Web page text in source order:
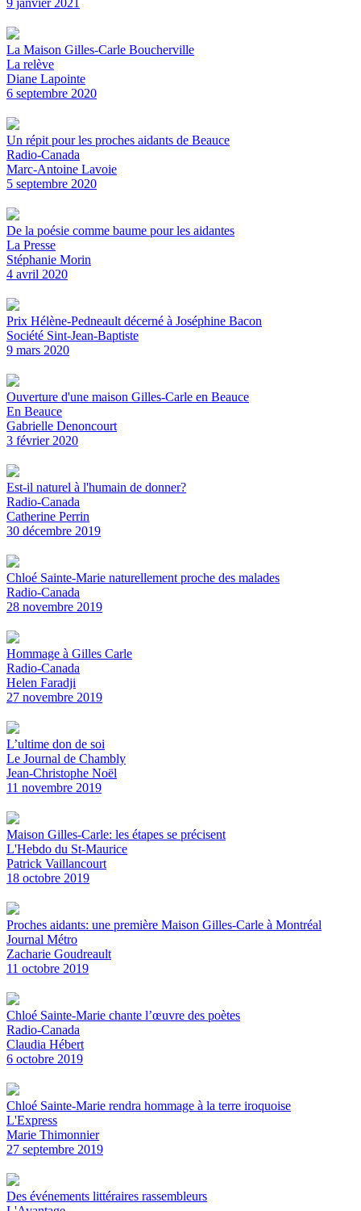
9 janvier 2021
La Maison Gilles-Carle Boucherville
La relève
Diane Lapointe
6 septembre 2020
Un répit pour les proches aidants de Beauce
Radio-Canada
Marc-Antoine Lavoie
5 septembre 2020
De la poésie comme baume pour les aidantes
La Presse
Stéphanie Morin
4 avril 2020
Prix Hélène-Pedneault décerné à Joséphine Bacon
Société Sint-Jean-Baptiste
9 mars 2020
Ouverture d'une maison Gilles-Carle en Beauce
En Beauce
Gabrielle Denoncourt
3 février 2020
Est-il naturel à l'humain de donner?
Radio-Canada
Catherine Perrin
30 décembre 2019
Chloé Sainte-Marie naturellement proche des malades
Radio-Canada
28 novembre 2019
Hommage à Gilles Carle
Radio-Canada
Helen Faradji
27 novembre 2019
L’ultime don de soi
Le Journal de Chambly
Jean-Christophe Noël
11 novembre 2019
Maison Gilles-Carle: les étapes se précisent
L'Hebdo du St-Maurice
Patrick Vaillancourt
18 octobre 2019
Proches aidants: une première Maison Gilles-Carle à Montréal
Journal Métro
Zacharie Goudreault
11 octobre 2019
Chloé Sainte-Marie chante l’œuvre des poètes
Radio-Canada
Claudia Hébert
6 octobre 2019
Chloé Sainte-Marie rendra hommage à la terre iroquoise
L'Express
Marie Thimonnier
27 septembre 2019
Des événements littéraires rassembleurs